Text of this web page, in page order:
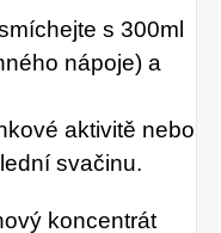
s 300ml
nápoje) a
aktivitě nebo
svačinu.
koncentrát